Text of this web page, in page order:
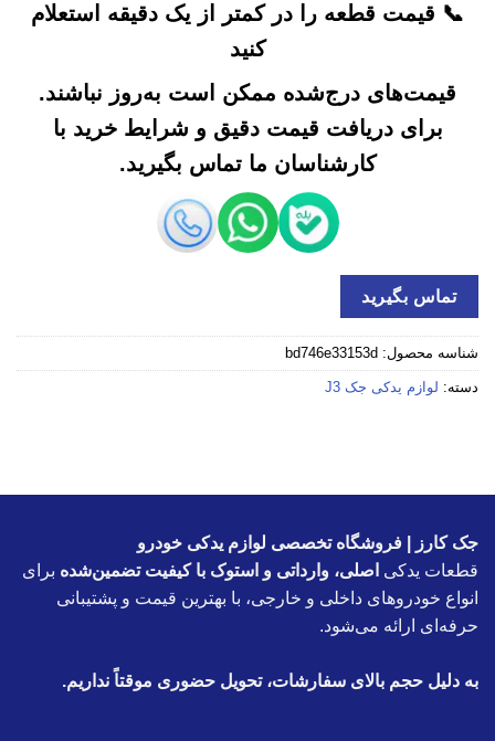
📞 قیمت قطعه را در کمتر از یک دقیقه استعلام
کنید
قیمت‌های درج‌شده ممکن است به‌روز نباشند.
برای دریافت قیمت دقیق و شرایط خرید با
کارشناسان ما تماس بگیرید.
تماس بگیرید
شناسه محصول: bd746e33153d
دسته: لوازم یدکی جک J3
جک کارز | فروشگاه تخصصی لوازم یدکی خودرو
قطعات یدکی اصلی، وارداتی و استوک با کیفیت تضمین‌شده برای
انواع خودروهای داخلی و خارجی، با بهترین قیمت و پشتیبانی
حرفه‌ای ارائه می‌شود.
به دلیل حجم بالای سفارشات، تحویل حضوری موقتاً نداریم.